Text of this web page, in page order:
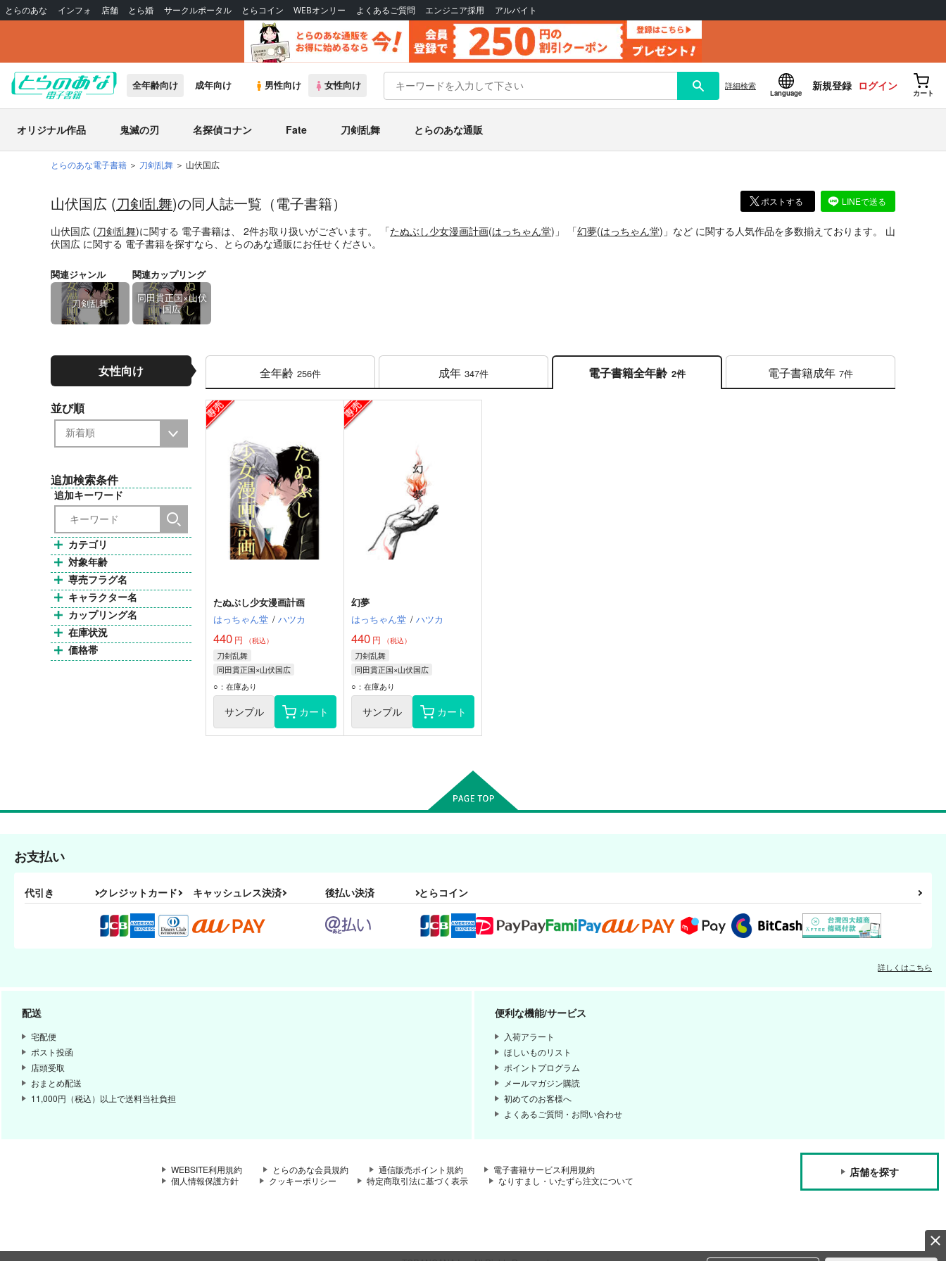
とらのあな インフォ 店舗 とら婚 サークルポータル とらコイン WEBオンリー よくあるご質問 エンジニア採用 アルバイト
全年齢向け 成年向け 男性向け 女性向け 詳細検索
Language
新規登録 ログイン
カート
オリジナル作品 鬼滅の刃 名探偵コナン Fate 刀剣乱舞 とらのあな通販
とらのあな電子書籍 刀剣乱舞 山伏国広
ポストする LINEで送る
山伏国広 (刀剣乱舞)の同人誌一覧（電子書籍）
山伏国広 (刀剣乱舞)に関する 電子書籍は、 2件お取り扱いがございます。 「たぬぶし少女漫画計画(はっちゃん堂)」 「幻夢(はっちゃん堂)」 など に関する人気作品を多数揃えております。 山
伏国広 に関する 電子書籍を探すなら、とらのあな通販にお任せください。
関連ジャンル
刀剣乱舞
関連カップリング
同田貫正国×山伏
国広
女性向け
並び順
追加検索条件
追加キーワード
カテゴリ
対象年齢
専売フラグ名
キャラクター名
カップリング名
在庫状況
価格帯
全年齢 256件 成年 347件 電子書籍全年齢 2件 電子書籍成年 7件
たぬぶし少女漫画計画
はっちゃん堂 / ハツカ
440 円 （税込）
刀剣乱舞
同田貫正国×山伏国広
山伏国広
○：在庫あり
サンプル カート
幻夢
はっちゃん堂 / ハツカ
440円 （税込）
刀剣乱舞
同田貫正国×山伏国広
山伏国広
○：在庫あり
サンプル カート
お支払い
代引き クレジットカード キャッシュレス決済 後払い決済 とらコイン
詳しくはこちら
配送
宅配便
ポスト投函
店頭受取
おまとめ配送
11,000円（税込）以上で送料当社負担
便利な機能/サービス
入荷アラート
ほしいものリスト
ポイントプログラム
メールマガジン購読
初めてのお客様へ
よくあるご質問・お問い合わせ
WEBSITE利用規約 とらのあな会員規約 通信販売ポイント規約
電子書籍サービス利用規約
個人情報保護方針
クッキーポリシー 特定商取引法に基づく表示 なりすまし・いたずら注文について
店舗を探す